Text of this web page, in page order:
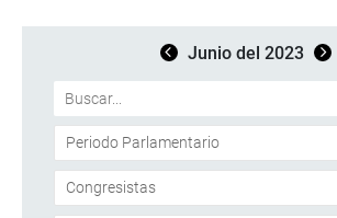
Junio del 2023